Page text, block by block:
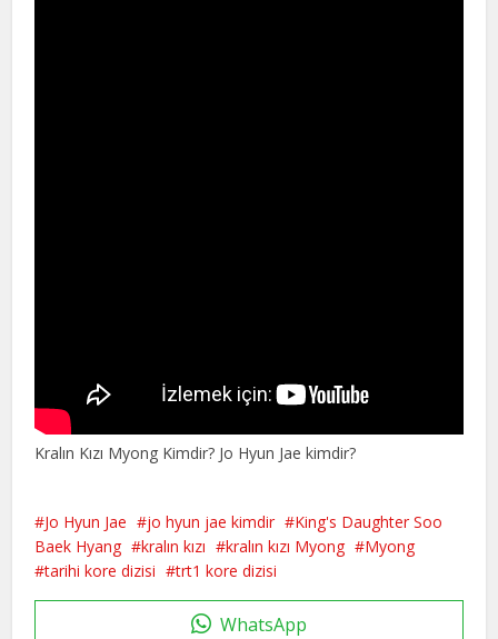
Kralın Kızı Myong Kimdir? Jo Hyun Jae kimdir?
Jo Hyun Jae jo hyun jae kimdir
King's Daughter Soo
Baek Hyang
kralın kızı kralın kızı Myong
Myong
tarihi kore dizisi
trt1 kore dizisi
WhatsApp